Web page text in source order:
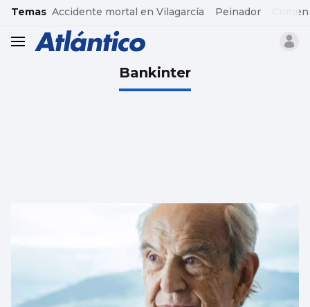
common.go-to-content
Temas Accidente mortal en Vilagarcía Peinador
header.menu.open
Bankinter